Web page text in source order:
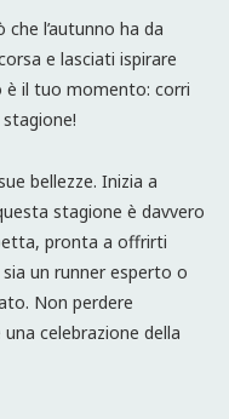
l’autunno ha da
e lasciati ispirare
è il tuo momento: corri
bellezze. Inizia a
stagione è davvero
pronta a offrirti
sia un runner esperto o
Non perdere
celebrazione della